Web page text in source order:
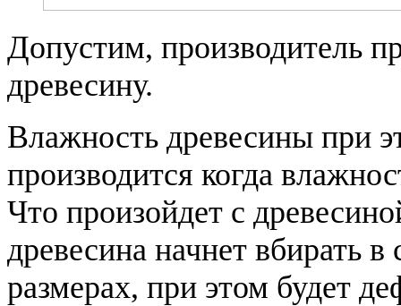
Допустим, производитель
древесину.
Влажность древесины при
производится когда
Что произойдет с
древесина начнет вбирать в
размерах, при этом будет